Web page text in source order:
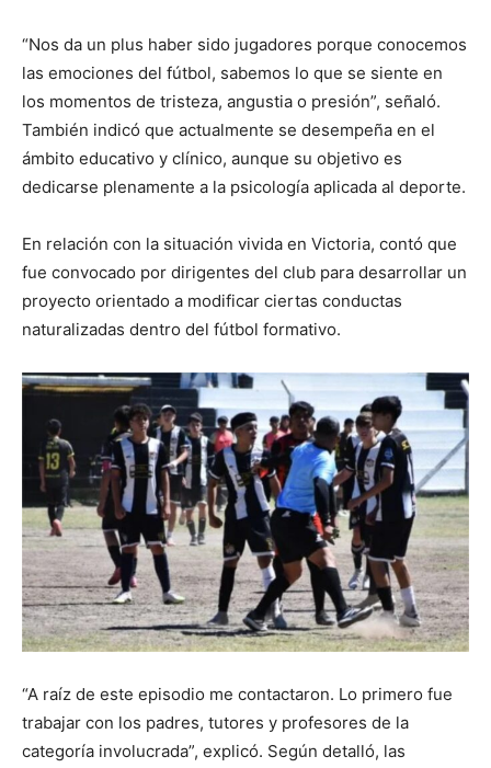
“Nos da un plus haber sido jugadores porque conocemos
las emociones del fútbol, sabemos lo que se siente en
los momentos de tristeza, angustia o presión”, señaló.
También indicó que actualmente se desempeña en el
ámbito educativo y clínico, aunque su objetivo es
dedicarse plenamente a la psicología aplicada al deporte.
En relación con la situación vivida en Victoria, contó que
fue convocado por dirigentes del club para desarrollar un
proyecto orientado a modificar ciertas conductas
naturalizadas dentro del fútbol formativo.
“A raíz de este episodio me contactaron. Lo primero fue
trabajar con los padres, tutores y profesores de la
categoría involucrada”, explicó. Según detalló, las